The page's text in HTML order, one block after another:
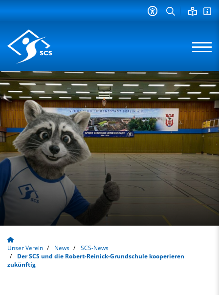
Unser Verein News
SCS-News
Der SCS und die Robert-Reinick-Grundschule kooperieren
zukünftig